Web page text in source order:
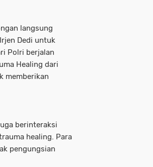
langsung
Dedi untuk
Polri berjalan
Healing dari
memberikan
berinteraksi
healing. Para
pengungsian